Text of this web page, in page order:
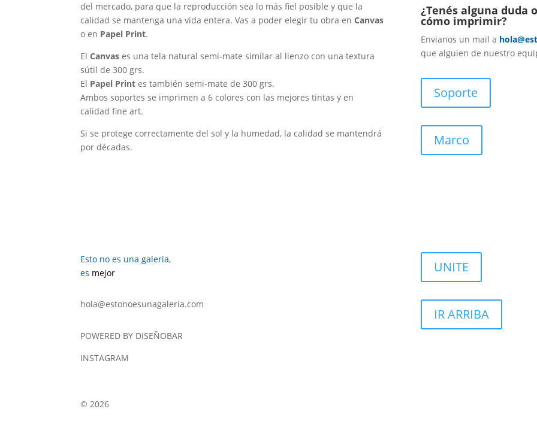
del mercado, para que la reproducción sea lo más fiel posible y que la
calidad se mantenga una vida entera. Vas a poder elegir tu obra enCanvas
o en Papel Print.
ElCanvas es una tela natural semi-mate similar al lienzo con una textura
sútil de 300 grs.
El Papel Print es también semi-mate de 300 grs.
Ambos soportes se imprimen a 6 colores con las mejores tintas y en
calidad fine art.
Si se protege correctamente del sol y la humedad, la calidad se mantendrá
por décadas.
¿Tenés alguna duda
cómo imprimir?
Envianos un mail a
que alguien de nuestro
Soporte
Marco
Esto no es una galeria,
es mejor
hola@estonoesunagaleria.com
POWERED BY DISEÑOBAR
INSTAGRAM
UNITE
IR ARRIBA
© 2026